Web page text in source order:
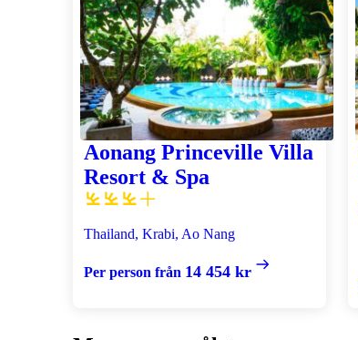
Aonang Princeville Villa
Resort & Spa
Thailand, Krabi, Ao Nang
Per person från 14 454 kr